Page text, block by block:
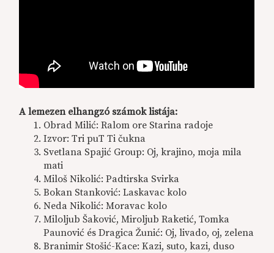
A lemezen elhangzó számok listája:
Obrad Milić: Ralom ore Starina radoje
Izvor: Tri puT Ti čukna
Svetlana Spajić Group: Oj, krajino, moja mila
mati
Miloš Nikolić: Padtirska Svirka
Bokan Stanković: Laskavac kolo
Neda Nikolić: Moravac kolo
Miloljub Šaković, Miroljub Raketić, Tomka
Paunović és Dragica Žunić: Oj, livado, oj, zelena
Branimir Stošić-Kace: Kazi, suto, kazi, duso